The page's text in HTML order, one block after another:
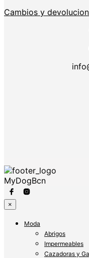
Cambios y
MyDogBcn
×
Moda
Abrigos
Impermeables
Cazadoras y